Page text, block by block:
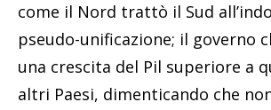
come il Nord trattò il Sud
pseudo-unificazione; il governo
una crescita del Pil superiore a
altri Paesi, dimenticando che